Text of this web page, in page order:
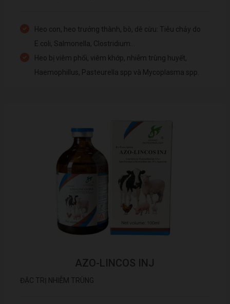
Heo con, heo trưởng thành, bò, dê cừu: Tiêu chảy do
E.coli, Salmonella, Clostridium…
Heo bị viêm phổi, viêm khớp, nhiễm trùng huyết,
Haemophillus, Pasteurella spp và Mycoplasma spp.
AZO-LINCOS INJ
ĐẶC TRỊ NHIỄM TRÙNG